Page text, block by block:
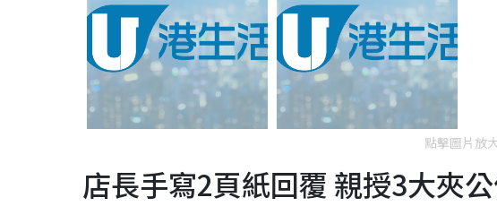
點擊圖片放
店長手寫2頁紙回覆 親授3大夾